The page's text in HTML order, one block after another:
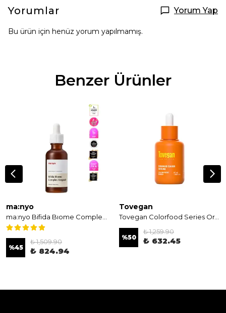
Yorumlar Yorum Yap
Bu ürün için henüz yorum yapılmamış.
Benzer Ürünler
ma:nyo
%45
₺ 1,509.90
₺ 824.94
Tovegan
Tovegan Colorfood Series Orange Oasis Serum 50 ml - Aydınlatıcı Serum
%50
₺ 1,259.90
₺ 632.45